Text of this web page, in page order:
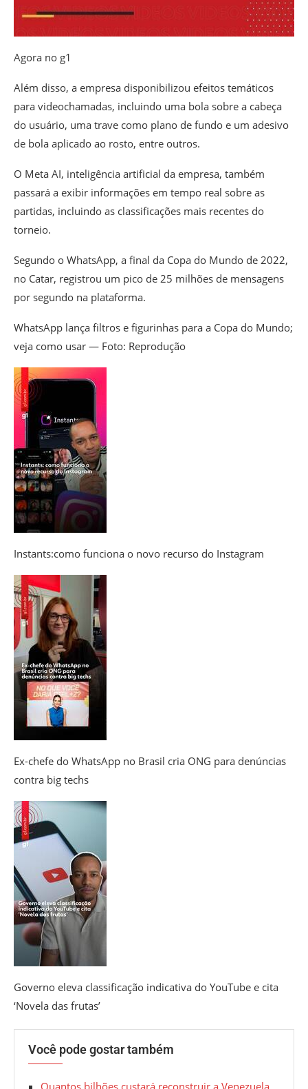
Agora no g1
Além disso, a empresa disponibilizou efeitos temáticos
para videochamadas, incluindo uma bola sobre a cabeça
do usuário, uma trave como plano de fundo e um adesivo
de bola aplicado ao rosto, entre outros.
O Meta AI, inteligência artificial da empresa, também
passará a exibir informações em tempo real sobre as
partidas, incluindo as classificações mais recentes do
torneio.
Segundo o WhatsApp, a final da Copa do Mundo de 2022,
no Catar, registrou um pico de 25 milhões de mensagens
por segundo na plataforma.
WhatsApp lança filtros e figurinhas para a Copa do Mundo;
veja como usar — Foto: Reprodução
Instants:como funciona o novo recurso do Instagram
Ex-chefe do WhatsApp no Brasil cria ONG para denúncias
contra big techs
Governo eleva classificação indicativa do YouTube e cita
‘Novela das frutas’
Você pode gostar também
Quantos bilhões custará reconstruir a Venezuela